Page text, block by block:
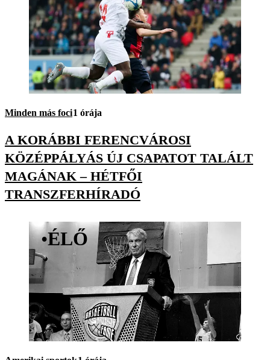
Minden más foci1 órája
A KORÁBBI FERENCVÁROSI
KÖZÉPPÁLYÁS ÚJ CSAPATOT TALÁLT
MAGÁNAK – HÉTFŐI
TRANSZFERHÍRADÓ
•ÉLŐ